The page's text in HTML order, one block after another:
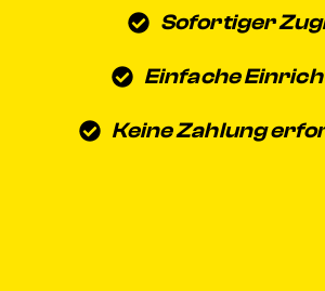
Sofortiger
Einfache
Keine Zahlung